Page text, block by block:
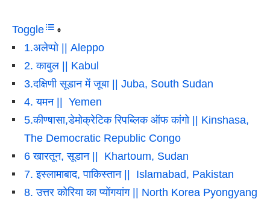
Toggle
1.अलेप्पो || Aleppo
2. काबुल || Kabul
3.दक्षिणी सूडान में जूबा || Juba, South Sudan
4. यमन || Yemen
5.कीण्षासा,डेमोक्रेटिक रिपब्लिक ऑफ कांगो || Kinshasa,
The Democratic Republic Congo
6 खारतून, सूडान || Khartoum, Sudan
7. इस्लामाबाद, पाकिस्तान || Islamabad, Pakistan
8. उत्तर कोरिया का प्योंगयांग || North Korea Pyongyang